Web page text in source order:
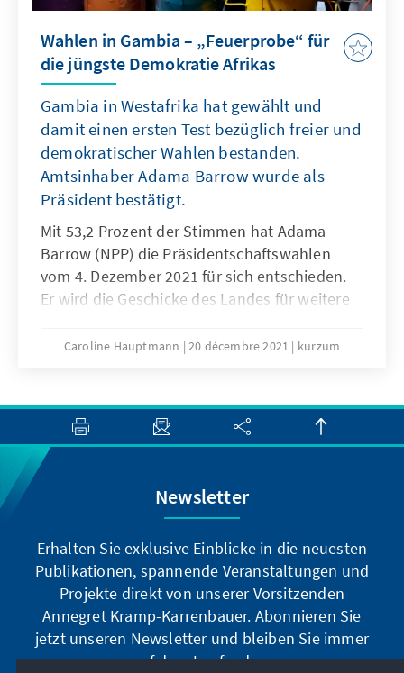
Wahlen in Gambia – „Feuerprobe“ für
die jüngste Demokratie Afrikas
Gambia in Westafrika hat gewählt und
damit einen ersten Test bezüglich freier und
demokratischer Wahlen bestanden.
Amtsinhaber Adama Barrow wurde als
Präsident bestätigt.
Mit 53,2 Prozent der Stimmen hat Adama
Barrow (NPP) die Präsidentschaftswahlen
vom 4. Dezember 2021 für sich entschieden.
Er wird die Geschicke des Landes für weitere
Ousainou Darboe (UDP) und Mama Kandeh
Stimmen auf Platz 3 verwiesen. Am
Sonntagabend hieß es allerdings bereits, dass
Darboe, Kandeh und Mitkonkurrent Sallah die
eine Reihe von Problemen im Wahlprozess
festgestellt worden seien. Entsprechende
Untersuchungen sollen durchgeführt werden.
Caroline Hauptmann 20 décembre 2021 kurzum
Newsletter
Erhalten Sie exklusive Einblicke in die neuesten
Publikationen, spannende Veranstaltungen und
Projekte direkt von unserer Vorsitzenden
Annegret Kramp-Karrenbauer. Abonnieren Sie
jetzt unseren Newsletter und bleiben Sie immer
auf dem Laufenden.